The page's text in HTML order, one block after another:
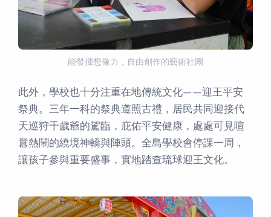
能發揮想像力，自由創作的藝術社團
此外，學校也十分注重在地傳統文化——迎王平安
祭典。三年一科的祭典遵照古禮，居民共同迎接代
天巡狩千歲爺的駕臨，庇佑平安健康，處處可見喧
囂熱鬧的繞境神轎與陣頭。全島學校會停課一周，
讓孩子參與重要盛事，實地踏查琉球迎王文化。